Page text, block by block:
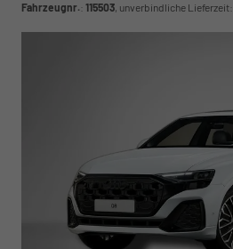
Fahrzeugnr.: 115503, unverbindliche Lieferzeit: